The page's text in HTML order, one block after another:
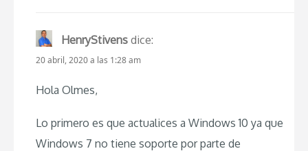
HenryStivens dice:
20 abril, 2020 a las 1:28 am
Hola Olmes,
Lo primero es que actualices a Windows 10 ya que
Windows 7 no tiene soporte por parte de